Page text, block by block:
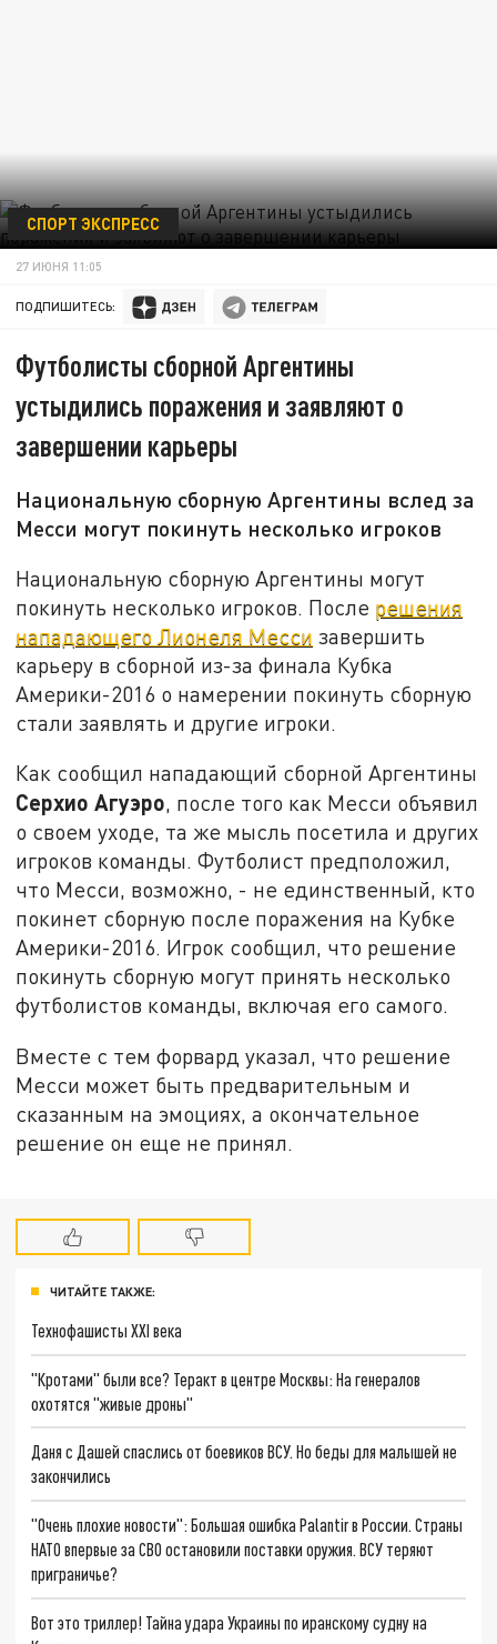
СПОРТ ЭКСПРЕСС
27 ИЮНЯ 11:05
ПОДПИШИТЕСЬ:
Футболисты сборной Аргентины
устыдились поражения и заявляют о
завершении карьеры
Национальную сборную Аргентины вслед за
Месси могут покинуть несколько игроков
Национальную сборную Аргентины могут
покинуть несколько игроков. После решения
нападающего Лионеля Месси завершить
карьеру в сборной из-за финала Кубка
Америки-2016 о намерении покинуть сборную
стали заявлять и другие игроки.
Как сообщил нападающий сборной Аргентины
Серхио Агуэро, после того как Месси объявил
о своем уходе, та же мысль посетила и других
игроков команды. Футболист предположил,
что Месси, возможно, - не единственный, кто
покинет сборную после поражения на Кубке
Америки-2016. Игрок сообщил, что решение
покинуть сборную могут принять несколько
футболистов команды, включая его самого.
Вместе с тем форвард указал, что решение
Месси может быть предварительным и
сказанным на эмоциях, а окончательное
решение он еще не принял.
ЧИТАЙТЕ ТАКЖЕ:
Технофашисты XXI века
"Кротами" были все? Теракт в центре Москвы: На генералов
охотятся "живые дроны"
Даня с Дашей спаслись от боевиков ВСУ. Но беды для малышей не
закончились
"Очень плохие новости": Большая ошибка Palantir в России. Страны
НАТО впервые за СВО остановили поставки оружия. ВСУ теряют
приграничье?
Вот это триллер! Тайна удара Украины по иранскому судну на